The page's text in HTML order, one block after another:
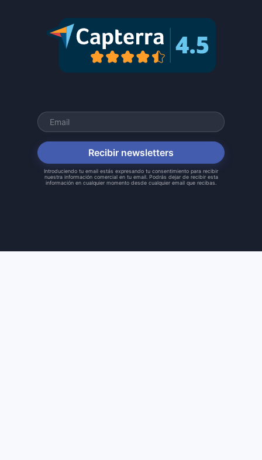
Recibir newsletters
Introduciendo tu email estás expresando tu consentimiento para recibir
nuestra información comercial en tu email. Podrás dejar de recibir esta
información en cualquier momento desde cualquier email que recibas.